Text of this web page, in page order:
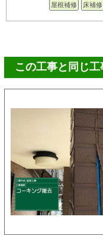
屋根補修
床補修
この工事と同じ